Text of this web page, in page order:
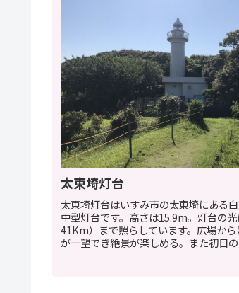
太東埼灯台
太東埼灯台はいすみ市の太東埼にある
中型灯台です。高さは15.9m。灯台の
41Km）まで照らしています。広場か
が一望でき絶景が楽しめる。また初日